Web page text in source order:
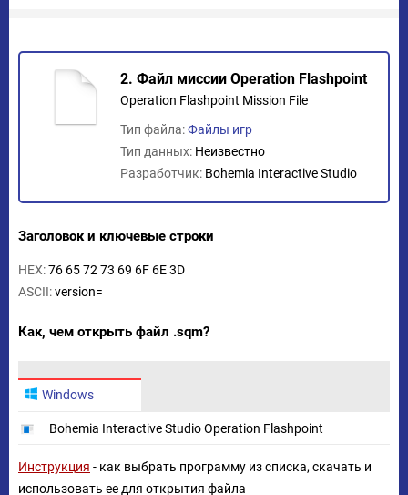
2. Файл миссии Operation Flashpoint
Operation Flashpoint Mission File
Тип файла:Файлы игр
Тип данных: Неизвестно
Разработчик: Bohemia Interactive Studio
Заголовок и ключевые строки
HEX:76 65 72 73 69 6F 6E 3D
ASCII:version=
Как, чем открыть файл .sqm?
Windows
Bohemia Interactive Studio Operation Flashpoint
Инструкция - как выбрать программу из списка, скачать и
использовать ее для открытия файла